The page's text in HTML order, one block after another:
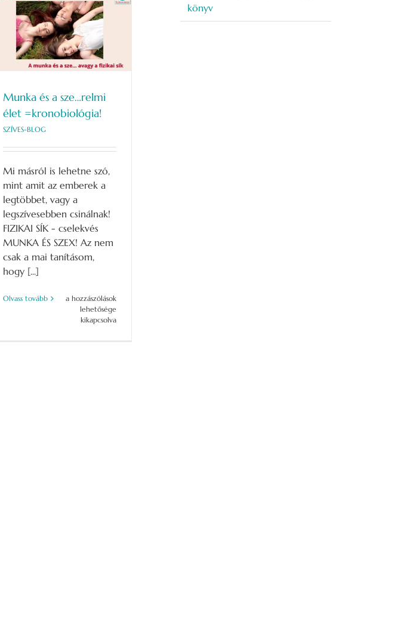
Munka és a sze…relmi
élet =kronobiológia!
SZÍVES-BLOG
Mi másról is lehetne szó,
mint amit az emberek a
legtöbbet, vagy a
legszívesebben csinálnak!
FIZIKAI SÍK - cselekvés
MUNKA ÉS SZEX! Az nem
csak a mai tanításom,
hogy [...]
Olvass tovább
Munka
a hozzászólások
lehetősége
kikapcsolva
könyv